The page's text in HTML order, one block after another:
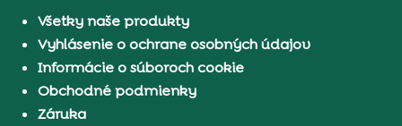
Všetky naše produkty
Vyhlásenie o ochrane osobných údajov
Informácie o súboroch cookie
Obchodné podmienky
Záruka